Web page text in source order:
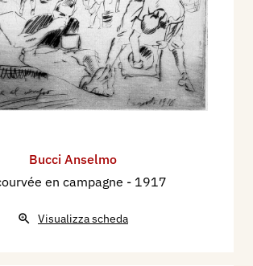
Bucci Anselmo
en campagne - 1917
Visualizza scheda